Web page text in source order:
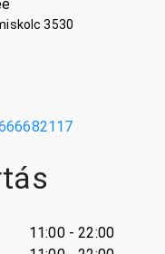
3530
11:00 - 22:00